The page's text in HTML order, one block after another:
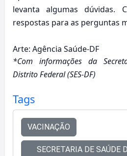
levanta algumas dúvidas.
respostas para as perguntas
Arte: Agência Saúde-DF
*Com informações da
Distrito Federal (SES-DF)
Tags
VACINAÇÃO
SECRETARIA DE SAÚDE